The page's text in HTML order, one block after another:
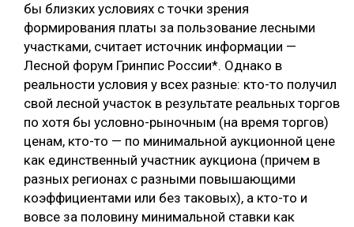
бы близких условиях с точки зрения
формирования платы за пользование лесными
участками, считает источник информации —
Лесной форум Гринпис России*. Однако в
реальности условия у всех разные: кто-то получил
свой лесной участок в результате реальных торгов
по хотя бы условно-рыночным (на время торгов)
ценам, кто-то — по минимальной аукционной цене
как единственный участник аукциона (причем в
разных регионах с разными повышающими
коэффициентами или без таковых), а кто-то и
вовсе за половину минимальной ставки как